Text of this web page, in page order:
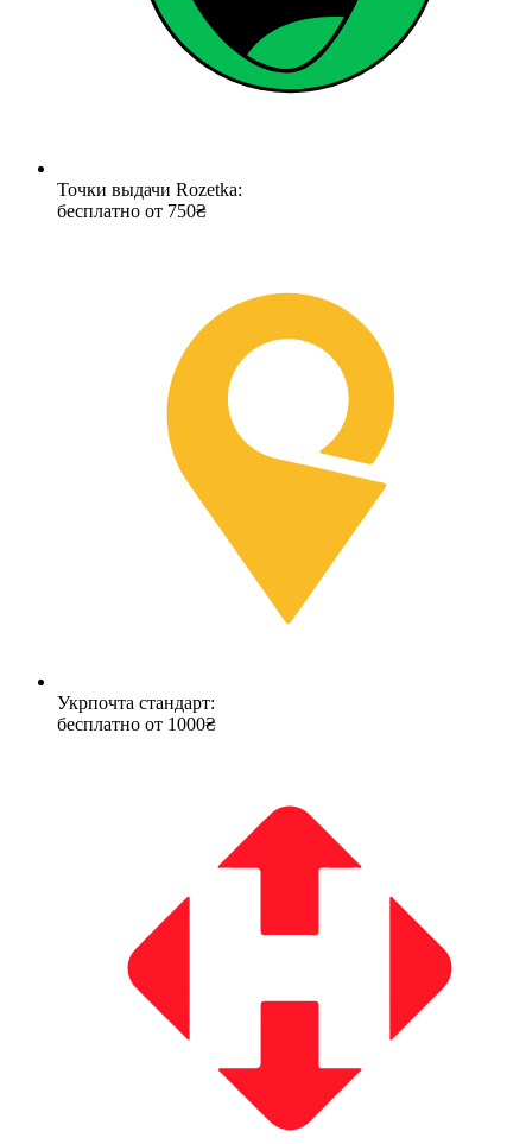
Точки выдачи Rozetka:
бесплатно от 750₴
Укрпочта стандарт:
бесплатно от 1000₴